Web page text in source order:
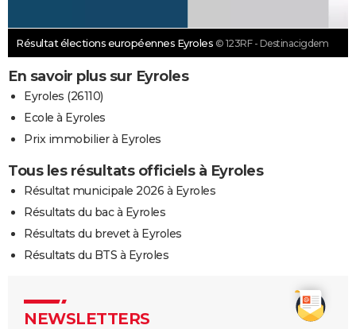
Résultat élections européennes Eyroles © 123RF - Destinacigdem
En savoir plus sur Eyroles
Eyroles (26110)
Ecole à Eyroles
Prix immobilier à Eyroles
Tous les résultats officiels à Eyroles
Résultat municipale 2026 à Eyroles
Résultats du bac à Eyroles
Résultats du brevet à Eyroles
Résultats du BTS à Eyroles
NEWSLETTERS